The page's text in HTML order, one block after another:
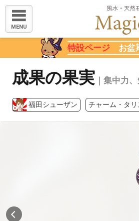
MENU
特設ページ お盆
成果の果実 ｜集中力
福田シューザン チャーム・タリ